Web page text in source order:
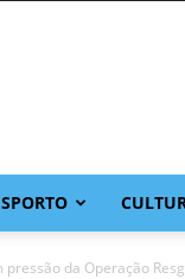
pressão da Operação